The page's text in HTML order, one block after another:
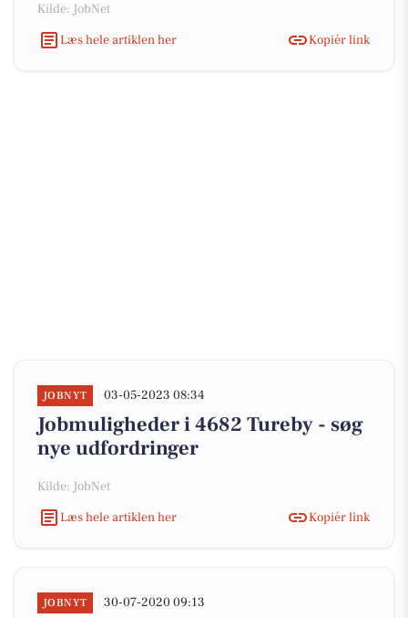
Kilde: JobNet
Læs hele artiklen her
Kopiér link
JOBNYT 03-05-2023 08:34
Jobmuligheder i 4682 Tureby - søg
nye udfordringer
Kilde: JobNet
Læs hele artiklen her
Kopiér link
JOBNYT 30-07-2020 09:13